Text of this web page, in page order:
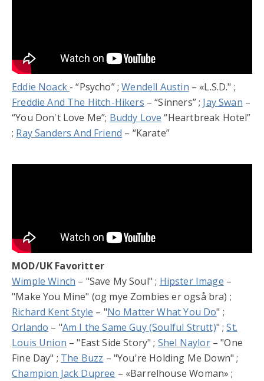
Eddie Noack - “Psycho” ;Wendell Austin – «L.S.D." ;
Freddie And The Hitch-Hikers – “Sinners” ; Jay Swan –
“You Don't Love Me”; Buddy Love “Heartbreak Hotel”
; Ray Sanders And Friend – “Karate”
MOD/UK Favoritter
Wimple Winch – "Save My Soul" ; Hipster Image –
"Make You Mine" (og mye Zombies er også bra) ;
Richard Kent Style – "No Matter What You Do" ;
Orlando – "Am I the Same Guy (Soulful Strutt)" ;St.
Louis Union – "East Side Story" ; Shel Naylor– "One
Fine Day" ; The Buzz – "You're Holding Me Down" ;
Champion Jack Dupree – «Barrelhouse Woman» ;